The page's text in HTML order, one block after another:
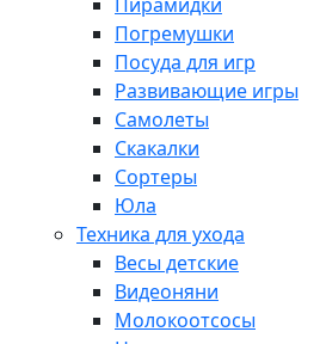
Погремушки
Посуда для игр
Развивающие игры
Самолеты
Скакалки
Сортеры
Юла
Техника для ухода
Весы детские
Видеоняни
Молокоотсосы